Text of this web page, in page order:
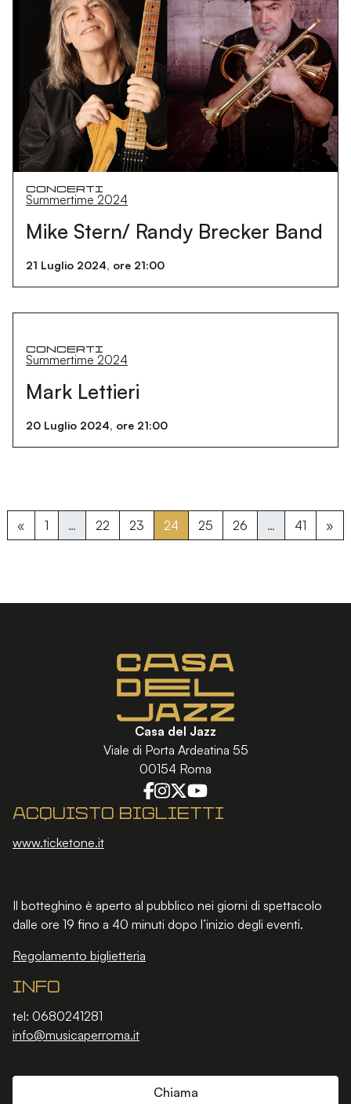
Concerti
Summertime 2024
Mike Stern/ Randy Brecker Band
21 Luglio 2024, ore 21:00
Concerti
Summertime 2024
Mark Lettieri
20 Luglio 2024, ore 21:00
Navigazione articoli
« 1 … 22 23 24 25 26 … 41 »
Acquisto biglietti
www.ticketone.it
Il botteghino è aperto al pubblico nei giorni di spettacolo
dalle ore 19 fino a 40 minuti dopo l’inizio degli eventi.
Regolamento biglietteria
Casa del Jazz
Viale di Porta Ardeatina 55
00154 Roma
Info
tel: 0680241281
info@musicaperroma.it
Chiama